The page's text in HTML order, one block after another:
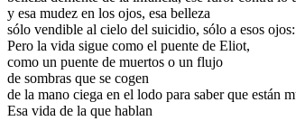
y esa mudez en los ojos, esa belleza
sólo vendible al cielo del suicidio, sólo a esos
Pero la vida sigue como el puente de Eliot,
como un puente de muertos o un flujo
de sombras que se cogen
de la mano ciega en el lodo para saber que están
Esa vida de la que hablan